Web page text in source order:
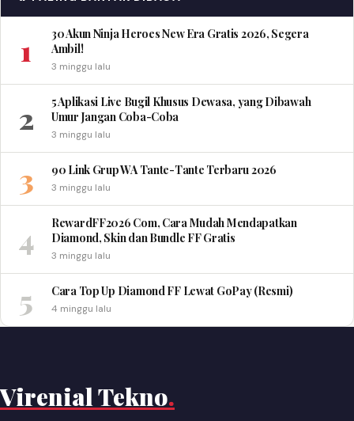
1
30 Akun Ninja Heroes New Era Gratis 2026, Segera
Ambil!
3 minggu lalu
2
5 Aplikasi Live Bugil Khusus Dewasa, yang Dibawah
Umur Jangan Coba-Coba
3 minggu lalu
3 90 Link Grup WA Tante-Tante Terbaru 2026
3 minggu lalu
4
RewardFF2026 Com, Cara Mudah Mendapatkan
Diamond, Skin dan Bundle FF Gratis
3 minggu lalu
5 Cara Top Up Diamond FF Lewat GoPay (Resmi)
4 minggu lalu
Virenial Tekno.